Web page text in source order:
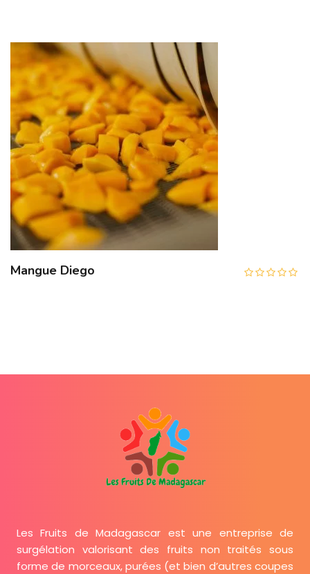
Mangue Diego
Les Fruits de Madagascar est une entreprise de
surgélation valorisant des fruits non traités sous
forme de morceaux, purées (et bien d’autres coupes